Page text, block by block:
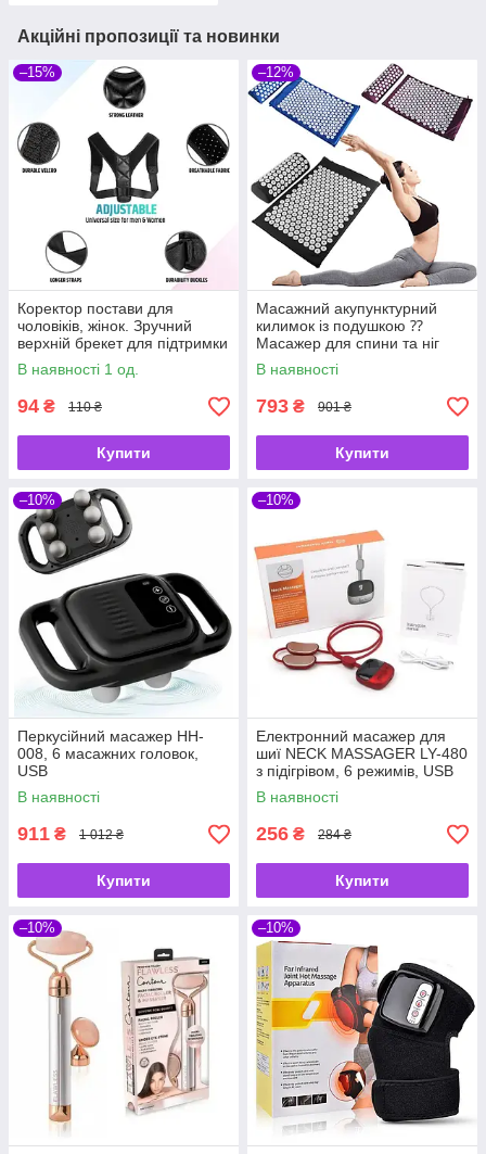
Акційні пропозиції та новинки
–15%
Коректор постави для
чоловіків, жінок. Зручний
верхній брекет для підтримки
плеча ключиці
В наявності 1 од.
94 ₴ 110 ₴
Купити
–12%
Масажний акупунктурний
килимок із подушкою ⁇
Масажер для спини та ніг
OSPORT ⁇ Аплікатор
Кузнєцова
В наявності
793 ₴ 901 ₴
Купити
–10%
Перкусійний масажер HH-
008, 6 масажних головок,
USB
В наявності
911 ₴ 1 012 ₴
Купити
–10%
Електронний масажер для
шиї NECK MASSAGER LY-480
з підігрівом, 6 режимів, USB
В наявності
256 ₴ 284 ₴
Купити
–10% –10%